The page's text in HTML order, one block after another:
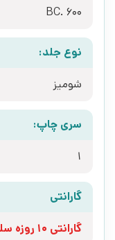
600 .BC
نوع جلد:
شومیز
سری چاپ:
1
گارانتی
گارانتی 10 روزه سلامت فیزیکی کتاب